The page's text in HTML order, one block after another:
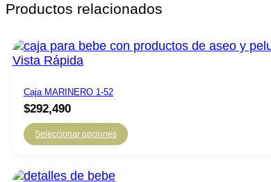
Productos relacionados
Vista Rápida
Caja MARINERO 1-52
$292,490
Seleccionar opciones